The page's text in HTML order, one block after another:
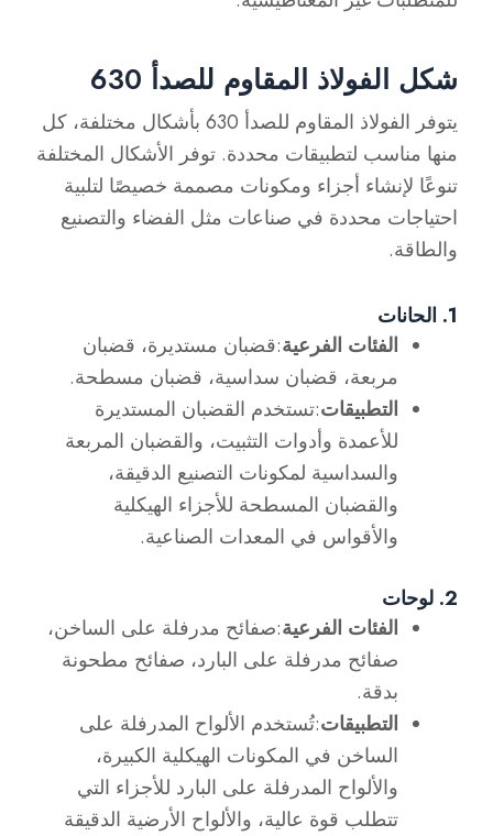
شكل الفولاذ المقاوم للصدأ 630
يتوفر الفولاذ المقاوم للصدأ 630 بأشكال مختلفة، كل
منها مناسب لتطبيقات محددة. توفر الأشكال المختلفة
تنوعًا لإنشاء أجزاء ومكونات مصممة خصيصًا لتلبية
احتياجات محددة في صناعات مثل الفضاء والتصنيع
والطاقة.
1. الحانات
الفئات الفرعية:قضبان مستديرة، قضبان
مربعة، قضبان سداسية، قضبان مسطحة.
التطبيقات:تستخدم القضبان المستديرة
للأعمدة وأدوات التثبيت، والقضبان المربعة
والسداسية لمكونات التصنيع الدقيقة،
والقضبان المسطحة للأجزاء الهيكلية
والأقواس في المعدات الصناعية.
2. لوحات
الفئات الفرعية:صفائح مدرفلة على الساخن،
صفائح مدرفلة على البارد، صفائح مطحونة
بدقة.
التطبيقات:تُستخدم الألواح المدرفلة على
الساخن في المكونات الهيكلية الكبيرة،
والألواح المدرفلة على البارد للأجزاء التي
تتطلب قوة عالية، والألواح الأرضية الدقيقة